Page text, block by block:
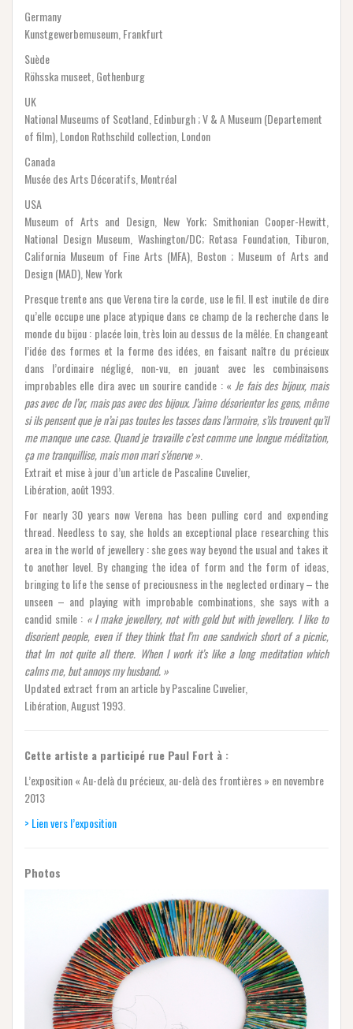
Germany
Kunstgewerbemuseum, Frankfurt
Suède
Röhsska museet, Gothenburg
UK
National Museums of Scotland, Edinburgh ; V & A Museum (Departement
of film), London Rothschild collection, London
Canada
Musée des Arts Décoratifs, Montréal
USA
Museum of Arts and Design, New York; Smithonian Cooper-Hewitt,
National Design Museum, Washington/DC; Rotasa Foundation, Tiburon,
California Museum of Fine Arts (MFA), Boston ; Museum of Arts and
Design (MAD), New York
Presque trente ans que Verena tire la corde, use le fil. Il est inutile de dire
qu’elle occupe une place atypique dans ce champ de la recherche dans le
monde du bijou : placée loin, très loin au dessus de la mêlée. En changeant
l’idée des formes et la forme des idées, en faisant naître du précieux
dans l’ordinaire négligé, non-vu, en jouant avec les combinaisons
improbables elle dira avec un sourire candide : « Je fais des bijoux, mais
pas avec de l’or, mais pas avec des bijoux. J’aime désorienter les gens, même
si ils pensent que je n’ai pas toutes les tasses dans l’armoire, s’ils trouvent qu’il
me manque une case. Quand je travaille c’est comme une longue méditation,
ça me tranquillise, mais mon mari s’énerve »
Extrait et mise à jour d’un article de Pascaline Cuvelier,
Libération, août 1993.
For nearly 30 years now Verena has been pulling cord and expending
thread. Needless to say, she holds an exceptional place researching this
area in the world of jewellery : she goes way beyond the usual and takes it
to another level. By changing the idea of form and the form of ideas,
bringing to life the sense of preciousness in the neglected ordinary – the
unseen – and playing with improbable combinations, she says with a
candid smile : « I make jewellery, not with gold but with jewellery. I like to
disorient people, even if they think that I’m one sandwich short of a picnic,
that Im not quite all there. When I work it’s like a long meditation which
calms me, but annoys my husband. »
Updated extract from an article by Pascaline Cuvelier,
Libération, August 1993.
Cette artiste a participé rue Paul Fort à :
L’exposition « Au-delà du précieux, au-delà des frontières » en novembre
2013
> Lien vers l’exposition
Photos